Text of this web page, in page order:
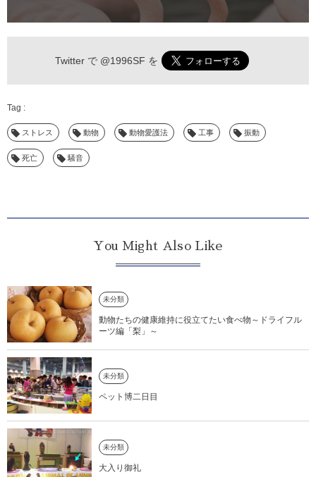
Twitter で @1996SF を
ストレス 動物 動物愛護法 工事 振動
死亡 騒音
You Might Also Like
未分類
動物たちの健康維持に役立てたい食べ物～ドライフル
ーツ編「梨」～
未分類
ペット博二日目
未分類
大入り御礼